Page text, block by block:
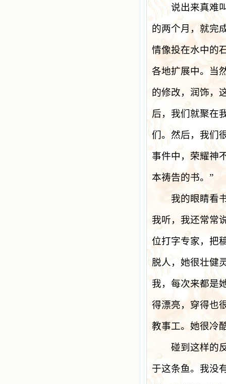
说出来真难叫
的两个月，就完
情像投在水中的
各地扩展中。当
的修改，润饰，
后，我们就聚在
们。然后，我们
事件中，荣耀神
本祷告的书。 ”
我的眼睛看书
我听，我还常常
位打字专家，把
脱人，她很壮健
我，每次来都是
得漂亮，穿得也
教事工。她很冷
碰到这样的反
于这条鱼。我没